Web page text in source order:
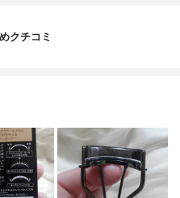
クチコミ